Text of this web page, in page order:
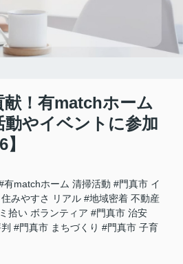
献！有matchホーム
動やイベントに参加
有matchホーム 清掃活動 #門真市 イ
みやすさ リアル #地域密着 不動産
拾い ボランティア #門真市 治安
#門真市 まちづくり #門真市 子育